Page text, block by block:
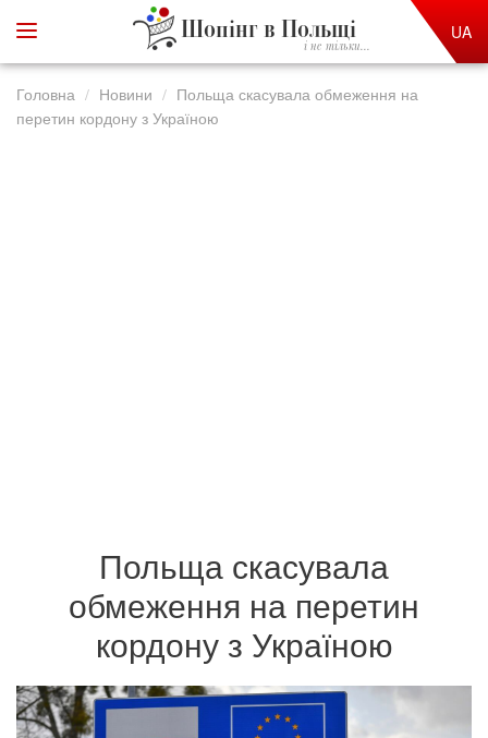
Шопінг в Польщі
і не тільки...
UA
Головна Новини
Польща скасувала обмеження на
перетин кордону з Україною
Польща скасувала
обмеження на перетин
кордону з Україною